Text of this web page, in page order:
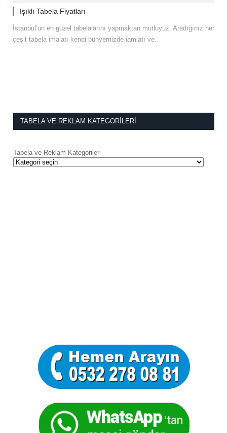
Işıklı Tabela Fiyatları
İstanbul’un en güzel tabelalarını yapmaktan mutluyuz. Aradığınız her
çeşit tabela imalatı kendi bünyemizde iamlatı ve…
TABELA VE REKLAM KATEGORILERI
Tabela ve Reklam Kategorileri